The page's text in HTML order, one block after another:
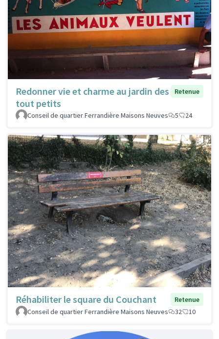
Redonner vie et charme au jardin des
tout petits
Retenue
Conseil de quartier Ferrandière Maisons Neuves 5 24
Réhabiliter le square du Couchant
Retenue
Conseil de quartier Ferrandière Maisons Neuves
32 10